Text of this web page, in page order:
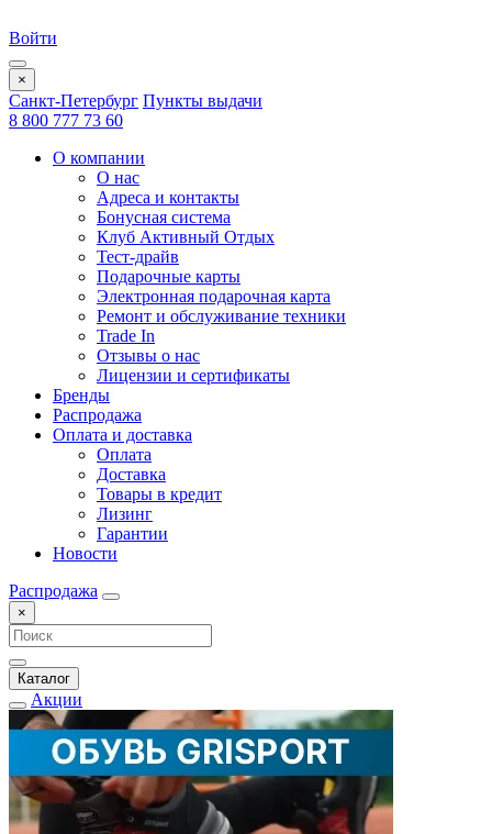
Войти
×
Санкт-Петербург Пункты выдачи
8 800 777 73 60
О компании
О нас
Адреса и контакты
Бонусная система
Клуб Активный Отдых
Тест-драйв
Подарочные карты
Электронная подарочная карта
Ремонт и обслуживание техники
Trade In
Отзывы о нас
Лицензии и сертификаты
Бренды
Распродажа
Оплата и доставка
Оплата
Доставка
Товары в кредит
Лизинг
Гарантии
Новости
Распродажа
×
Каталог
Акции